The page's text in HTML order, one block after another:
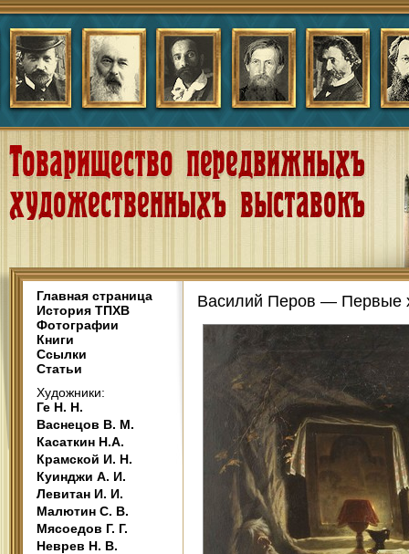
Главная страница
История ТПХВ
Фотографии
Книги
Ссылки
Статьи
Художники:
Ге Н. Н.
Васнецов В. М.
Касаткин Н.А.
Крамской И. Н.
Куинджи А. И.
Левитан И. И.
Малютин С. В.
Мясоедов Г. Г.
Неврев Н. В.
Василий Перов — Первые